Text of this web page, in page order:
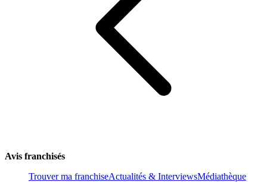
Avis franchisés
Trouver ma franchiseActualités & InterviewsMédiathèque